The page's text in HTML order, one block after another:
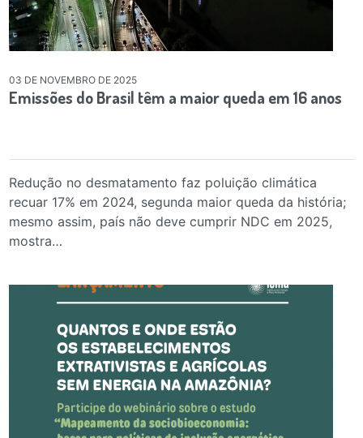
03 DE NOVEMBRO DE 2025
Emissões do Brasil têm a maior queda em 16 anos
Redução no desmatamento faz poluição climática
recuar 17% em 2024, segunda maior queda da história;
mesmo assim, país não deve cumprir NDC em 2025,
mostra…